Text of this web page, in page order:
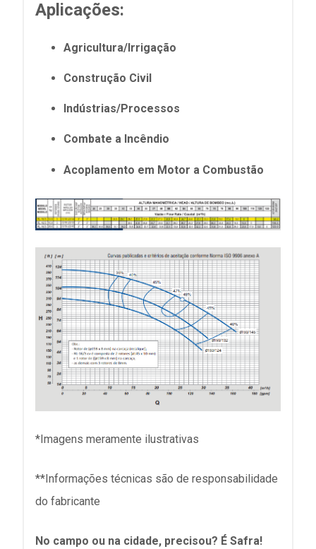
Aplicações:
Agricultura/Irrigação
Construção Civil
Indústrias/Processos
Combate a Incêndio
Acoplamento em Motor a Combustão
*Imagens meramente ilustrativas
**Informações técnicas são de responsabilidade
do fabricante
No campo ou na cidade, precisou? É Safra!